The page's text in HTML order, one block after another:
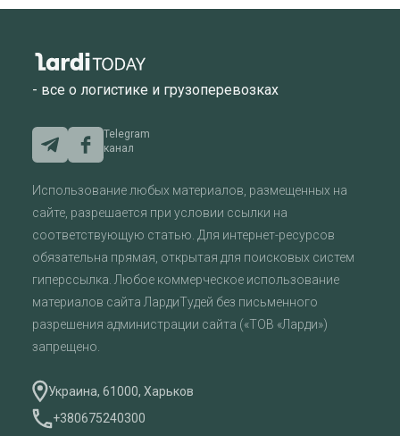
- все о логистике и грузоперевозках
Telegram
канал
Использование любых материалов, размещенных на
сайте, разрешается при условии ссылки на
соответствующую статью. Для интернет-ресурсов
обязательна прямая, открытая для поисковых систем
гиперссылка. Любое коммерческое использование
материалов сайта ЛардиТудей без письменного
разрешения администрации сайта («ТОВ «Ларди»)
запрещено.
Украина, 61000, Харьков
+380675240300